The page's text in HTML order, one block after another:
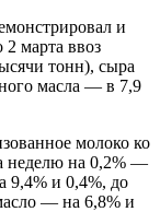
и
марта ввоз
тонн), сыра
масла — в 7,9
молоко ко
неделю на 0,2% —
9,4% и 0,4%, до
— на 6,8% и